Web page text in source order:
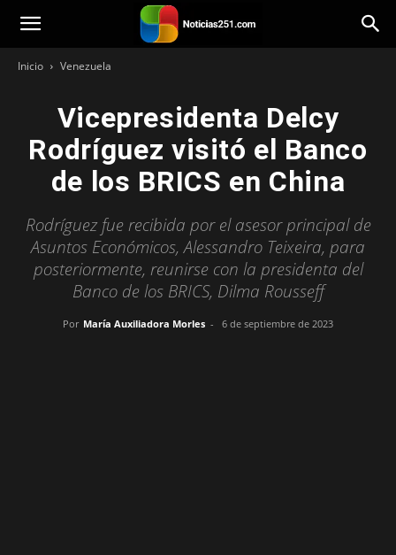
Noticias251
Inicio Venezuela
Vicepresidenta Delcy
Rodríguez visitó el Banco
de los BRICS en China
Rodríguez fue recibida por el asesor principal de
Asuntos Económicos, Alessandro Teixeira, para
posteriormente, reunirse con la presidenta del
Banco de los BRICS, Dilma Rousseff
Por María Auxiliadora Morles - 6 de septiembre de 2023